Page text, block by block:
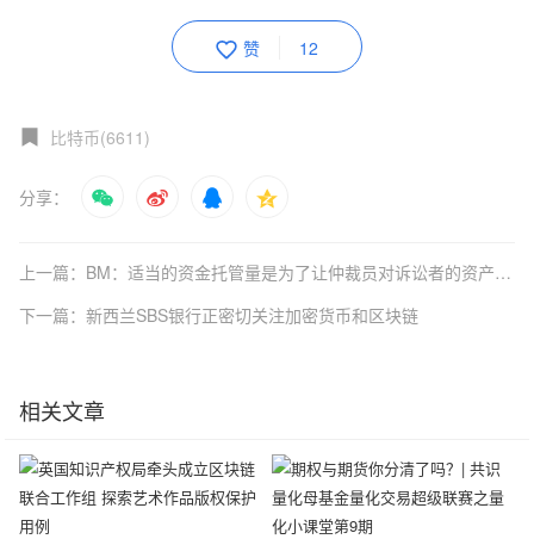
赞 12
比特币(6611)
分享：
上一篇：BM：适当的资金托管量是为了让仲裁员对诉讼者的资产有一定的控制
下一篇：新西兰SBS银行正密切关注加密货币和区块链
相关文章